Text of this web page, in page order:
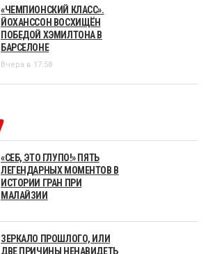
«ЧЕМПИОНСКИЙ КЛАСС».
ЙОХАНССОН ВОСХИЩЁН
ПОБЕДОЙ ХЭМИЛТОНА В
БАРСЕЛОНЕ
Вчера в 17:58
«СЕБ, ЭТО ГЛУПО!» ПЯТЬ
ЛЕГЕНДАРНЫХ МОМЕНТОВ В
ИСТОРИИ ГРАН ПРИ
МАЛАЙЗИИ
ЗЕРКАЛО ПРОШЛОГО, ИЛИ
ДВЕ ПРИЧИНЫ НЕНАВИДЕТЬ